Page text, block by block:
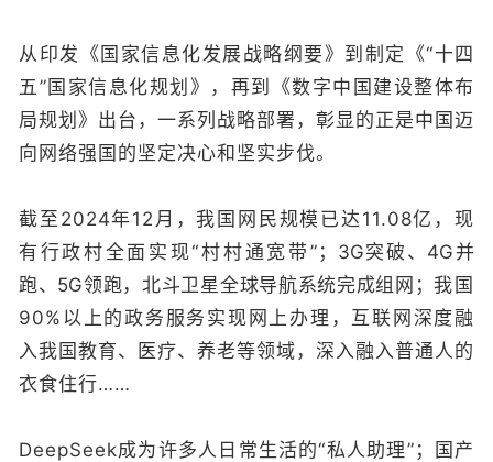
从印发《国家信息化发展战略纲要》到制定《“十四
五”国家信息化规划》，再到《数字中国建设整体布
局规划》出台，一系列战略部署，彰显的正是中国迈
向网络强国的坚定决心和坚实步伐。
截至2024年12月，我国网民规模已达11.08亿，现
有行政村全面实现“村村通宽带”； 3G突破、4G并
跑、5G领跑，北斗卫星全球导航系统完成组网； 我国
90%以上的政务服务实现网上办理，互联网深度融
入我国教育、医疗、养老等领域，深入融入普通人的
衣食住行……
DeepSeek成为许多人日常生活的“私人助理”；国产